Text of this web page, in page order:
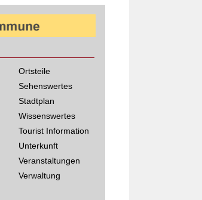
Ortsteile
Sehenswertes
Stadtplan
Wissenswertes
Tourist Information
Unterkunft
Veranstaltungen
Verwaltung